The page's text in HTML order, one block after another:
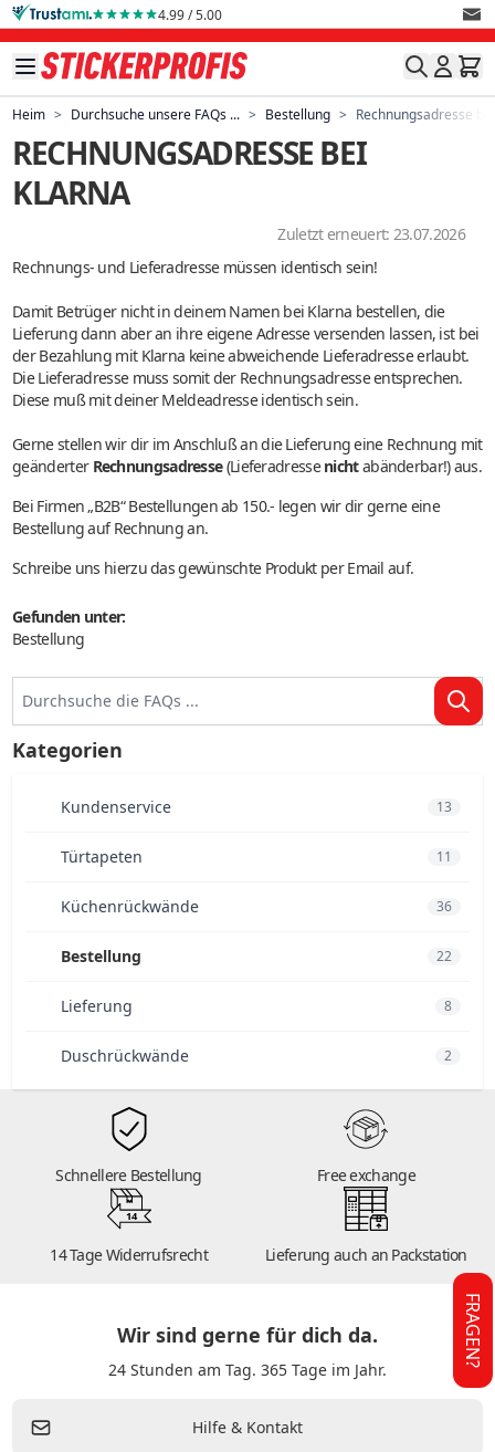
Direkt zum Inhalt 4.99 / 5.00
Heim > Durchsuche unsere FAQs ... > Bestellung > Rechnungsadresse
Kategorien
Kundenservice 13
Türtapeten 11
Küchenrückwände 36
Bestellung 22
Lieferung 8
Duschrückwände 2
RECHNUNGSADRESSE BEI
KLARNA
Zuletzt erneuert: 23.07.2026
Rechnungs- und Lieferadresse müssen identisch sein!
Damit Betrüger nicht in deinem Namen bei Klarna bestellen, die
Lieferung dann aber an ihre eigene Adresse versenden lassen, ist bei
der Bezahlung mit Klarna keine abweichende Lieferadresse erlaubt.
Die Lieferadresse muss somit der Rechnungsadresse entsprechen.
Diese muß mit deiner Meldeadresse identisch sein.
Gerne stellen wir dir im Anschluß an die Lieferung eine Rechnung mit
geänderter Rechnungsadresse(Lieferadressenichtabänderbar!) aus.
Bei Firmen „B2B“ Bestellungen ab 150.- legen wir dir gerne eine
Bestellung auf Rechnung an.
Schreibe uns hierzu das gewünschte Produkt per Email auf.
Gefunden unter:
Bestellung
Schnellere Bestellung Free exchange
14
14 Tage Widerrufsrecht Lieferung auch an Packstation
Wir sind gerne für dich da.
24 Stunden am Tag. 365 Tage im Jahr.
Hilfe & Kontakt
FRAGEN?